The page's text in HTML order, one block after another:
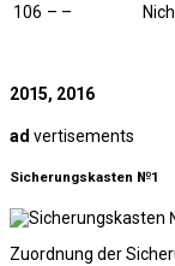
106 – –
2015, 2016
ad vertisements
Sicherungskasten №1
Zuordnung der